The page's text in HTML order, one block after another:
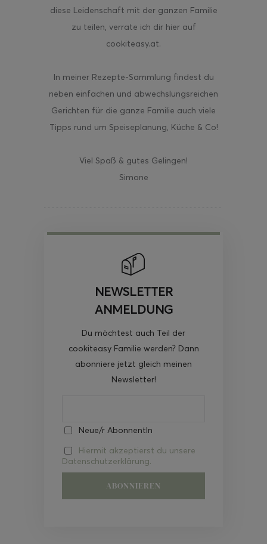
diese Leidenschaft mit der ganzen Familie
zu teilen, verrate ich dir hier auf
cookiteasy.at.
In meiner Rezepte-Sammlung findest du
neben einfachen und abwechslungsreichen
Gerichten für die ganze Familie auch viele
Tipps rund um Speiseplanung, Küche & Co!
Viel Spaß & gutes Gelingen!
Simone
NEWSLETTER
ANMELDUNG
Du möchtest auch Teil der
cookiteasy Familie werden? Dann
abonniere jetzt gleich meinen
Newsletter!
Neue/r AbonnentIn
Hiermit akzeptierst du unsere
Datenschutzerklärung.